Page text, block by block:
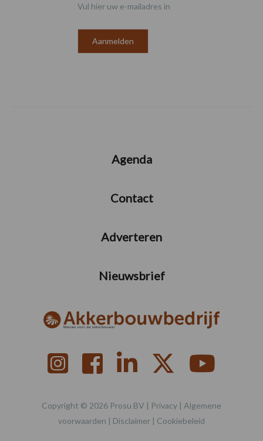
Vul hier uw e-mailadres in
Agenda
Contact
Adverteren
Nieuwsbrief
Copyright © 2026 Prosu BV | Privacy
Algemene
voorwaarden
Disclaimer Cookiebeleid